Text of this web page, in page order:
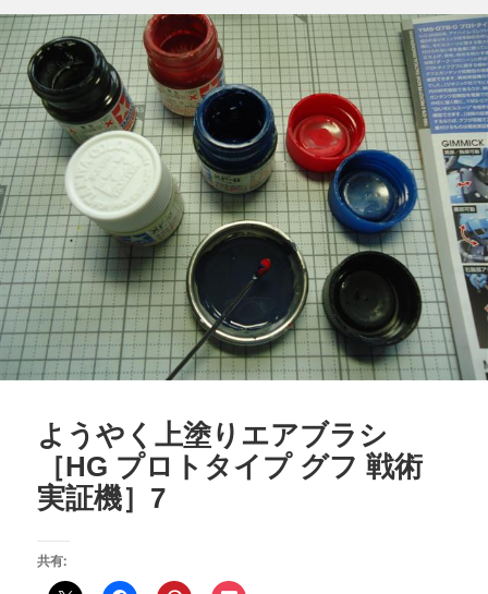
ようやく上塗りエアブラシ
［HG プロトタイプ グフ 戦術
実証機］7
共有: